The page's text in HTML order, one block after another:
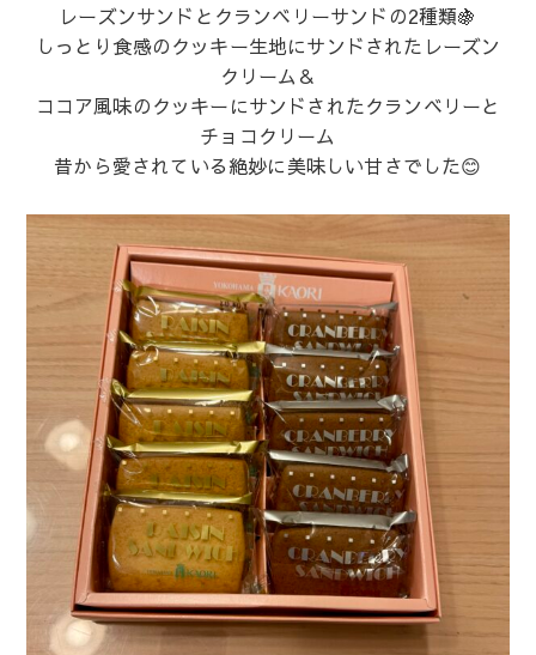
レーズンサンドとクランベリーサンドの2種類🍇
しっとり食感のクッキー生地にサンドされたレーズン
クリーム＆
ココア風味のクッキーにサンドされたクランベリーと
チョコクリーム
昔から愛されている絶妙に美味しい甘さでした😊